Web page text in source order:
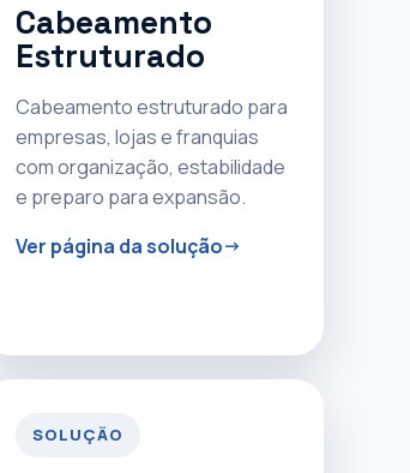
Cabeamento
Estruturado
Cabeamento estruturado para
empresas, lojas e franquias
com organização, estabilidade
e preparo para expansão.
Ver página da solução
SOLUÇÃO